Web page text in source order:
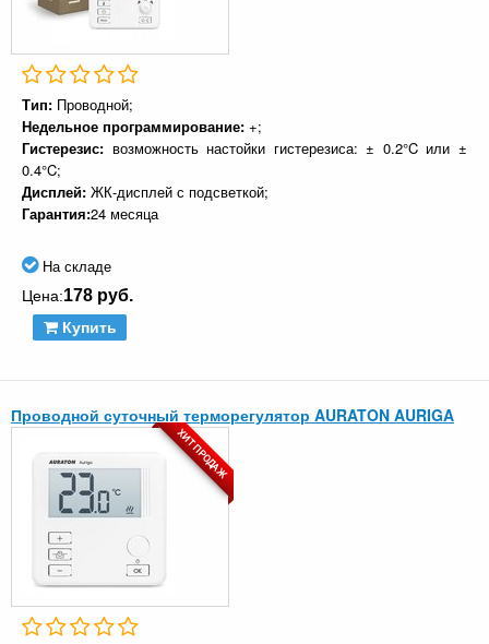
Тип: Проводной;
Недельное программирование: +;
Гистерезис: возможность настойки гистерезиса: ± 0.2°C или ±
0.4°C;
Дисплей: ЖК-дисплей с подсветкой;
Гарантия:24 месяца
На складе
Цена:178 руб.
Купить
Проводной суточный терморегулятор AURATON AURIGA
ХИТ ПРОДАЖ